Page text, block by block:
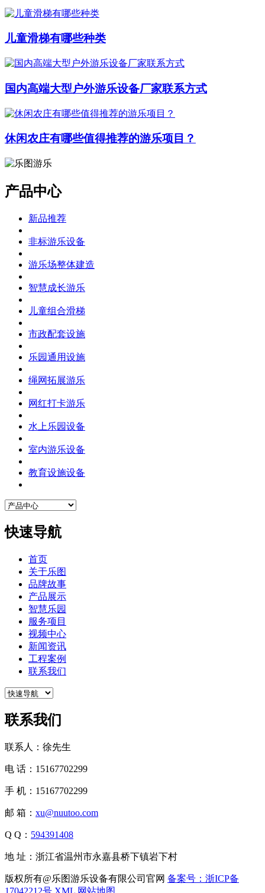
儿童滑梯有哪些种类
国内高端大型户外游乐设备厂家联系方式
休闲农庄有哪些值得推荐的游乐项目？
产品中心
新品推荐
非标游乐设备
游乐场整体建造
智慧成长游乐
儿童组合滑梯
市政配套设施
乐园通用设施
绳网拓展游乐
网红打卡游乐
水上乐园设备
室内游乐设备
教育设施设备
快速导航
首页
关于乐图
品牌故事
产品展示
智慧乐园
服务项目
视频中心
新闻资讯
工程案例
联系我们
联系我们
联系人：徐先生
电 话：15167702299
手 机：15167702299
邮 箱： xu@nuutoo.com
Q Q： 594391408
地 址：浙江省温州市永嘉县桥下镇岩下村
版权所有@乐图游乐设备有限公司官网 备案号：浙ICP备
17042212号 XML 网站地图